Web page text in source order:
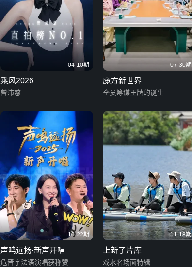
04-10期
乘风2026
曾沛慈
07-30期
魔方新世界
全员筹谋王牌的诞生
10-22期
声鸣远扬·新声开唱
危晋宇法语演唱获称赞
11-18期
上新了片库
戏水名场面特辑